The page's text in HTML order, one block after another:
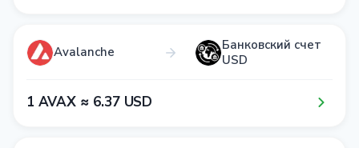
Avalanche
Банковский счет
USD
1​ AVAX ≈ 6​.3​7​ USD